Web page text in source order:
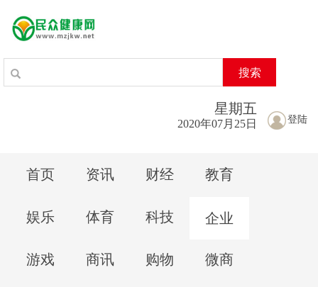
搜索
登陆
星期五
2020年07月25日
首页 资讯 财经 教育
娱乐 体育 科技 企业
游戏 商讯 购物 微商